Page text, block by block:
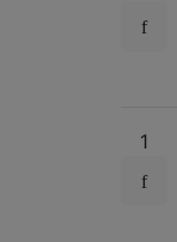
1